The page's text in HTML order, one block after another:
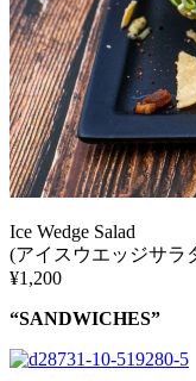
Ice Wedge Salad
(アイスウエッジサラ
¥1,200
“SANDWICHES”